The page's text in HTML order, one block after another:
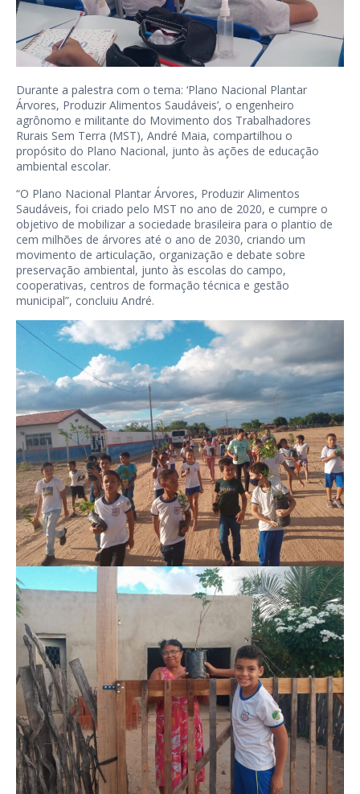
Durante a palestra com o tema: ‘Plano Nacional Plantar
Árvores, Produzir Alimentos Saudáveis’, o engenheiro
agrônomo e militante do Movimento dos Trabalhadores
Rurais Sem Terra (MST), André Maia, compartilhou o
propósito do Plano Nacional, junto às ações de educação
ambiental escolar.
“O Plano Nacional Plantar Árvores, Produzir Alimentos
Saudáveis, foi criado pelo MST no ano de 2020, e cumpre o
objetivo de mobilizar a sociedade brasileira para o plantio de
cem milhões de árvores até o ano de 2030, criando um
movimento de articulação, organização e debate sobre
preservação ambiental, junto às escolas do campo,
cooperativas, centros de formação técnica e gestão
municipal”, concluiu André.